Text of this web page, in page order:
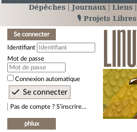
Dépêches Journaux Liens
🎙️ Projets Libres
Se connecter
Identifiant
Mot de passe
Connexion automatique
Pas de compte ? S’inscrire…
phlux